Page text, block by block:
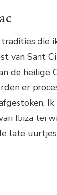
die
van Sant
de heilige
er
Ibiza
late